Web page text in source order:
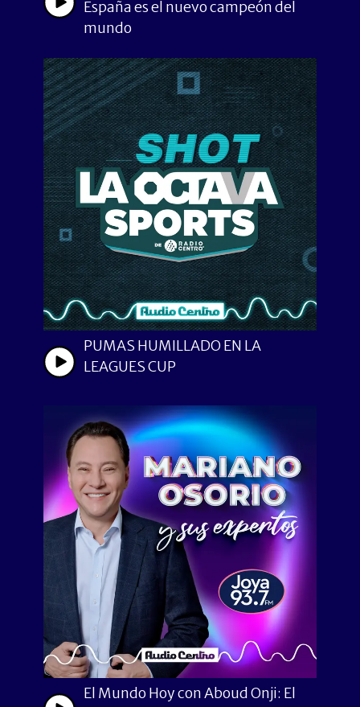
España es el nuevo campeón del
mundo
PUMAS HUMILLADO EN LA
LEAGUES CUP
El Mundo Hoy con Aboud Onji: El